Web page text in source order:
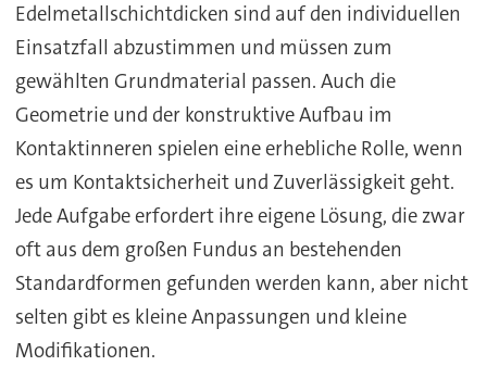
Edelmetallschichtdicken sind auf den individuellen
Einsatzfall abzustimmen und müssen zum
gewählten Grundmaterial passen. Auch die
Geometrie und der konstruktive Aufbau im
Kontaktinneren spielen eine erhebliche Rolle, wenn
es um Kontaktsicherheit und Zuverlässigkeit geht.
Jede Aufgabe erfordert ihre eigene Lösung, die zwar
oft aus dem großen Fundus an bestehenden
Standardformen gefunden werden kann, aber nicht
selten gibt es kleine Anpassungen und kleine
Modifikationen.